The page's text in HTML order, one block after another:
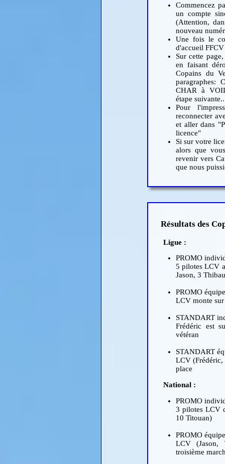
Commencez
un compte
(Attention,
nouveau
Une fois le
d'accueil
Sur cette
en faisant
Copains du
paragraphes:
CHAR à
étape
Pour
reconnecter
et aller dans
licence"
Si sur votre
alors que
revenir vers
que nous
Résultats des
Ligue :
PROMO
5 pilotes LCV
Jason, 3
PROMO
LCV monte
STANDART
Frédéric est
vétéran
STANDART
LCV (Frédéric,
place
National :
PROMO
3 pilotes LCV
10 Titouan)
PROMO
LCV (Jason,
troisième